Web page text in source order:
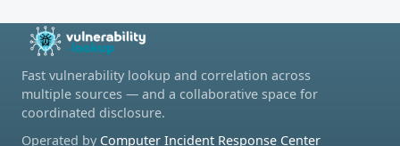
Fast vulnerability lookup and correlation across
multiple sources — and a collaborative space for
coordinated disclosure.
Operated by Computer Incident Response Center